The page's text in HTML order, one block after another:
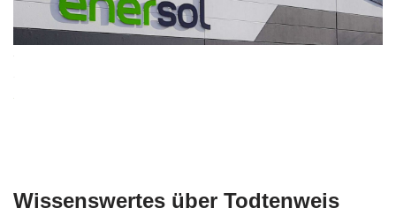
Wissenswertes über Todtenweis